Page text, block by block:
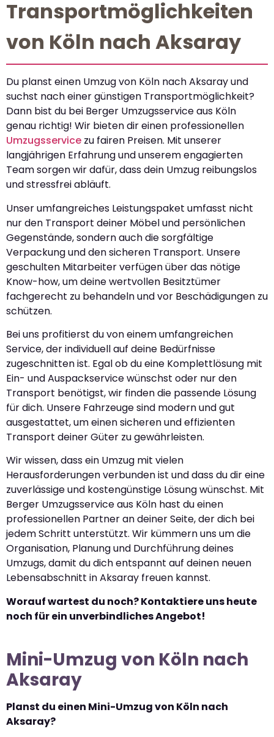
Transportmöglichkeiten
von Köln nach Aksaray
Du planst einen Umzug von Köln nach Aksaray und
suchst nach einer günstigen Transportmöglichkeit?
Dann bist du bei Berger Umzugsservice aus Köln
genau richtig! Wir bieten dir einen professionellen
Umzugsservice zu fairen Preisen. Mit unserer
langjährigen Erfahrung und unserem engagierten
Team sorgen wir dafür, dass dein Umzug reibungslos
und stressfrei abläuft.
Unser umfangreiches Leistungspaket umfasst nicht
nur den Transport deiner Möbel und persönlichen
Gegenstände, sondern auch die sorgfältige
Verpackung und den sicheren Transport. Unsere
geschulten Mitarbeiter verfügen über das nötige
Know-how, um deine wertvollen Besitztümer
fachgerecht zu behandeln und vor Beschädigungen zu
schützen.
Bei uns profitierst du von einem umfangreichen
Service, der individuell auf deine Bedürfnisse
zugeschnitten ist. Egal ob du eine Komplettlösung mit
Ein- und Auspackservice wünschst oder nur den
Transport benötigst, wir finden die passende Lösung
für dich. Unsere Fahrzeuge sind modern und gut
ausgestattet, um einen sicheren und effizienten
Transport deiner Güter zu gewährleisten.
Wir wissen, dass ein Umzug mit vielen
Herausforderungen verbunden ist und dass du dir eine
zuverlässige und kostengünstige Lösung wünschst. Mit
Berger Umzugsservice aus Köln hast du einen
professionellen Partner an deiner Seite, der dich bei
jedem Schritt unterstützt. Wir kümmern uns um die
Organisation, Planung und Durchführung deines
Umzugs, damit du dich entspannt auf deinen neuen
Lebensabschnitt in Aksaray freuen kannst.
Worauf wartest du noch? Kontaktiere uns heute
noch für ein unverbindliches Angebot!
Mini-Umzug von Köln nach
Aksaray
Planst du einen Mini-Umzug von Köln nach
Aksaray?